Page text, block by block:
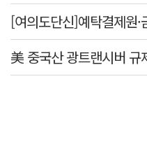
美 중국산 광트랜시버